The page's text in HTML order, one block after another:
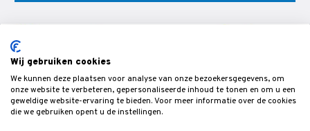
© Veldman Slijptechniek - Slijperij & specialist in CNC
gereedschappen & snijgereedschap voor de bewerking van hout,-
Wij gebruiken cookies
We kunnen deze plaatsen voor analyse van onze bezoekersgegevens, om
onze website te verbeteren, gepersonaliseerde inhoud te tonen en om u een
geweldige website-ervaring te bieden. Voor meer informatie over de cookies
die we gebruiken opent u de instellingen.